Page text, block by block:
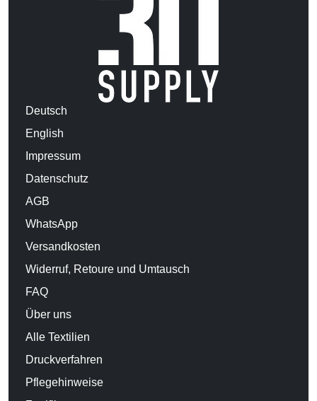
Deutsch
English
Impressum
Datenschutz
AGB
WhatsApp
Versandkosten
Widerruf, Retoure und Umtausch
FAQ
Über uns
Alle Textilien
Druckverfahren
Pflegehinweise